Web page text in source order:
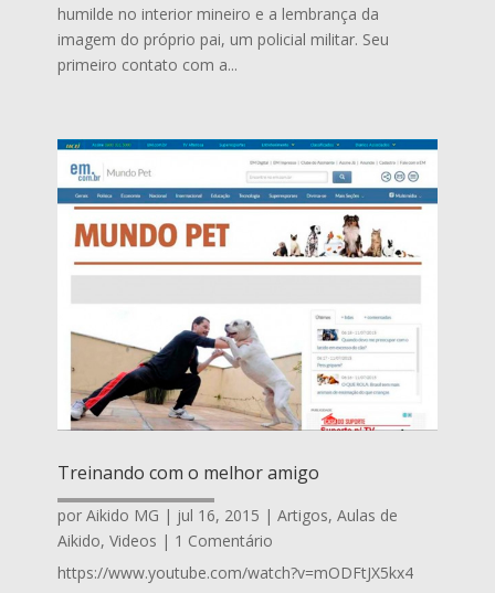
humilde no interior mineiro e a lembrança da
imagem do próprio pai, um policial militar. Seu
primeiro contato com a...
Treinando com o melhor amigo
por Aikido MG | jul 16, 2015 | Artigos, Aulas de
Aikido, Videos | 1 Comentário
https://www.youtube.com/watch?v=mODFtJX5kx4